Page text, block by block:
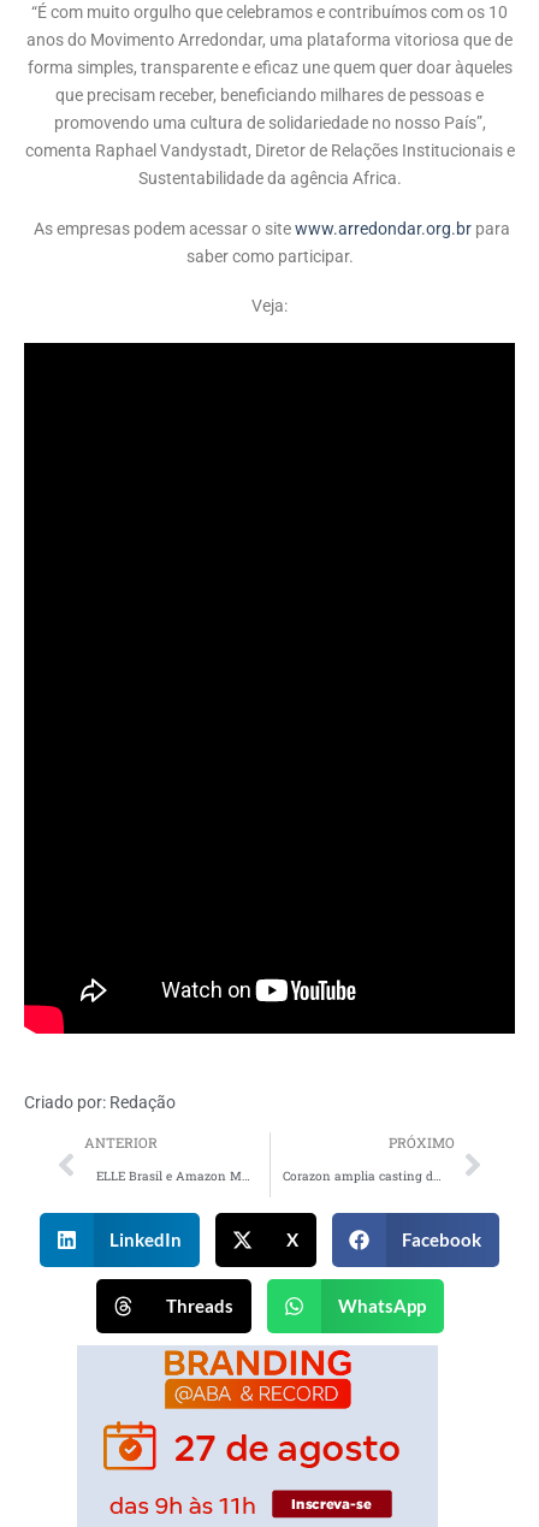
“É com muito orgulho que celebramos e contribuímos com os 10
anos do Movimento Arredondar, uma plataforma vitoriosa que de
forma simples, transparente e eficaz une quem quer doar àqueles
que precisam receber, beneficiando milhares de pessoas e
promovendo uma cultura de solidariedade no nosso País”,
comenta Raphael Vandystadt, Diretor de Relações Institucionais e
Sustentabilidade da agência Africa.
As empresas podem acessar o sitewww.arredondar.org.brpara
saber como participar.
Veja:
Criado por: Redação
ANTERIOR PRÓXIMO
LinkedIn X Facebook
Threads WhatsApp